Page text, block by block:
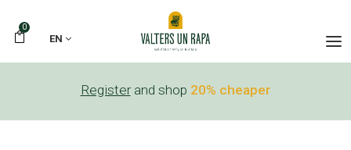
0
EN
Register and shop 20% cheaper